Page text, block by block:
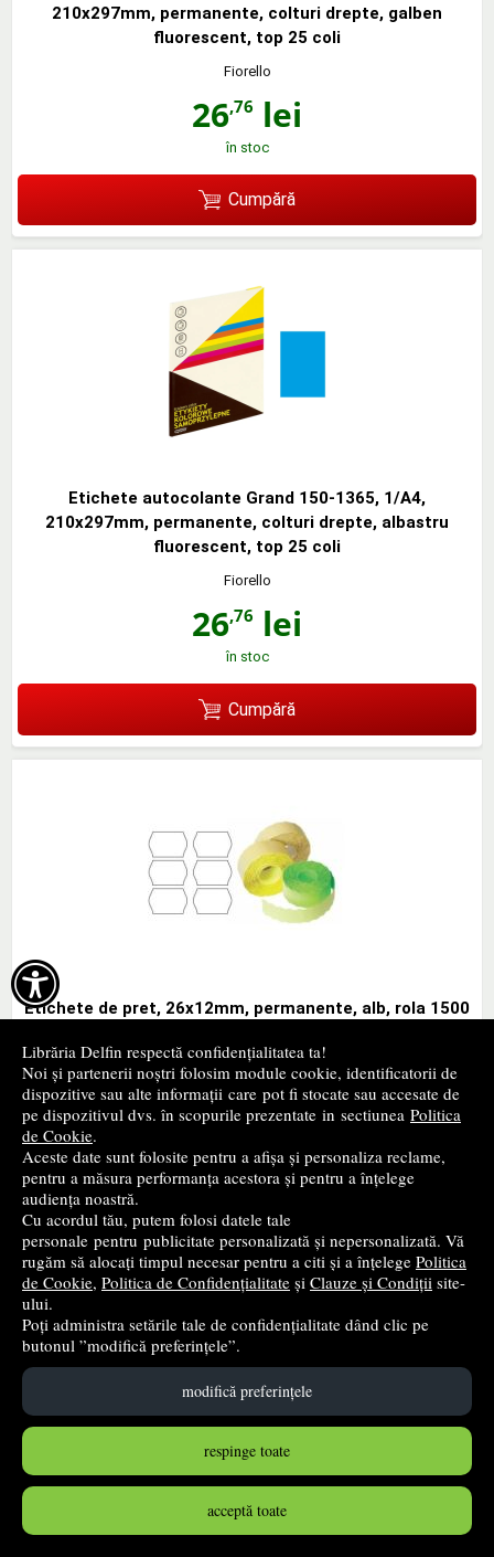

Librăria Delfin respectă confidențialitatea ta!
Noi și partenerii noștri folosim module cookie, identificatorii de
dispozitive sau alte informații care pot fi stocate sau accesate de
pe dispozitivul dvs. în scopurile prezentate in sectiunea Politica
de Cookie.
Aceste date sunt folosite pentru a afișa și personaliza reclame,
pentru a măsura performanța acestora și pentru a înțelege
audiența noastră.
Cu acordul tău, putem folosi datele tale
personale pentru publicitate personalizată și nepersonalizată. Vă
rugăm să alocați timpul necesar pentru a citi și a înțelege Politica
de Cookie, Politica de Confidențialitate și Clauze și Condiții site-
ului.
Poți administra setările tale de confidențialitate dând clic pe
butonul ”modifică preferințele”.
modifică preferințele
respinge toate
acceptă toate
210x297mm, permanente, colturi drepte, galben
fluorescent, top 25 coli
Fiorello
26,76 lei
în stoc
Cumpără
Etichete autocolante Grand 150-1365, 1/A4,
210x297mm, permanente, colturi drepte, albastru
fluorescent, top 25 coli
Fiorello
26,76 lei
în stoc
Cumpără
Etichete de pret, 26x12mm, permanente, alb, rola 1500
Autohton
4,66lei
Cumpără
Etichete de pret, 26x12mm, permanente, galben, rola
1500 etichete